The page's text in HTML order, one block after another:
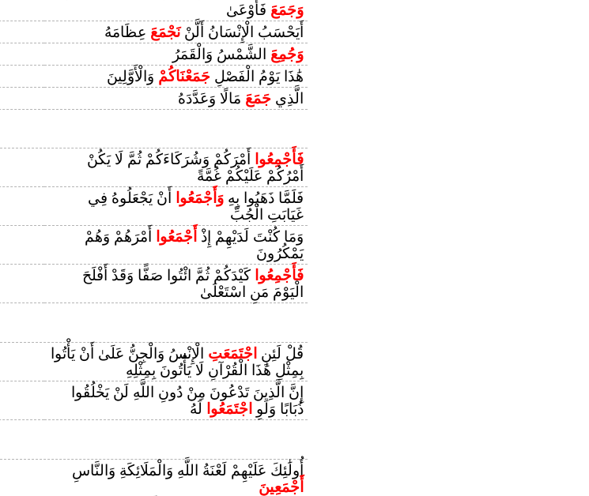
وَجَمَعَ فَأَوْعَىٰ
أَيَحْسَبُ الْإِنْسَانُ أَلَّنْنَجْمَعَ عِظَامَهُ
وَجُمِعَ الشَّمْسُ وَالْقَمَرُ
هَٰذَا يَوْمُ الْفَصْلِ جَمَعْنَاكُمْ وَالْأَوَّلِينَ
الَّذِي جَمَعَ مَالًا وَعَدَّدَهُ
فَأَجْمِعُوا
أَمْرَكُمْ وَشُرَكَاءَكُمْ ثُمَّ لَا يَكُنْ
أَمْرُكُمْ عَلَيْكُمْ غُمَّةً
فَلَمَّا ذَهَبُوا بِهِ وَأَجْمَعُوا
أَنْ يَجْعَلُوهُ فِي
غَيَابَتِ الْجُبِّ
وَمَا كُنْتَ لَدَيْهِمْ إِذْ أَجْمَعُوا
أَمْرَهُمْ وَهُمْ
يَمْكُرُونَ
فَأَجْمِعُوا كَيْدَكُمْ ثُمَّ ائْتُوا صَفًّا وَقَدْ أَفْلَحَ
الْيَوْمَ مَنِ اسْتَعْلَىٰ
قُلْ لَئِنِ اجْتَمَعَتِ الْإِنْسُ وَالْجِنُّ عَلَىٰ أَنْ يَأْتُوا
بِمِثْلِ هَٰذَا الْقُرْآنِ لَا يَأْتُونَ بِمِثْلِهِ
إِنَّ الَّذِينَ تَدْعُونَ مِنْ دُونِ اللَّهِ لَنْ يَخْلُقُوا
ذُبَابًا وَلَوِ اجْتَمَعُوا لَهُ
أُولَٰئِكَ عَلَيْهِمْ لَعْنَةُ اللَّهِ وَالْمَلَائِكَةِ وَالنَّاسِ
أَجْمَعِينَ